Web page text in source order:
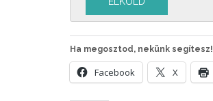
Ha megosztod, nekünk segítesz!
Facebook X